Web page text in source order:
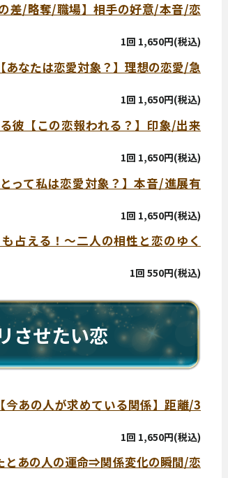
差/略奪/職場】相手の好意/本音/恋
1回 1,650円(税込)
あなたは恋愛対象？】理想の恋愛/急
1回 1,650円(税込)
彼【この恋報われる？】印象/出来
1回 1,650円(税込)
って私は恋愛対象？】本音/進展有
1回 1,650円(税込)
占える！〜二人の相性と恋のゆく
1回 550円(税込)
させたい恋
あの人が求めている関係】距離/3
1回 1,650円(税込)
あの人の運命⇒関係変化の瞬間/恋